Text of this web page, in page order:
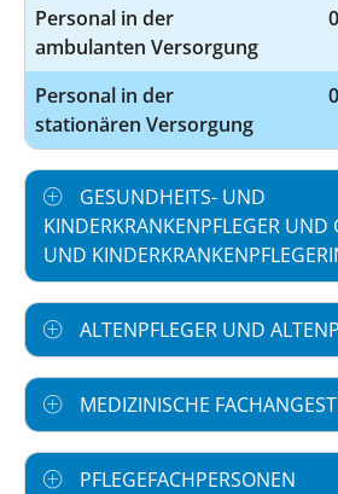
Personal in der
ambulanten Versorgung
Personal in der
stationären Versorgung
GESUNDHEITS- UND
KINDERKRANKENPFLEGER UND
UND
ALTENPFLEGER UND
MEDIZINISCHE
PFLEGEFACHPERSONEN